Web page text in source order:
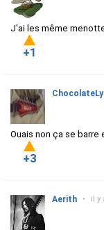
J'ai les même
+1
Ouais non ça se barre
+3
Aerith • il y